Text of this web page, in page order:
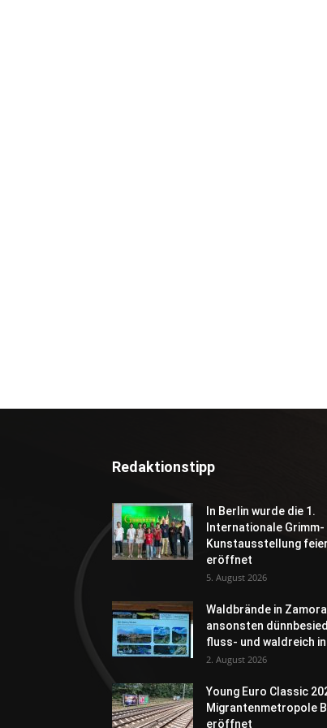
Redaktionstipp
In Berlin wurde die 1.
Internationale Grimm-
Kunstausstellung
eröffnet
5. August 2026
Waldbrände in
ansonsten
fluss- und waldreich
2. August 2026
Young Euro Classic
Migrantenmetropole
eröffnet